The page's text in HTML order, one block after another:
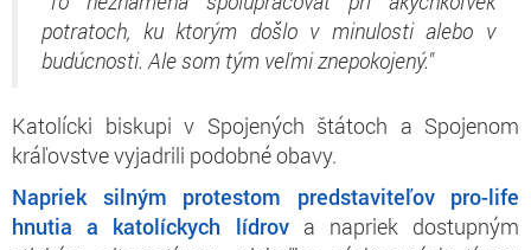
potratoch, ku ktorým došlo v minulosti alebo v
budúcnosti. Ale som tým veľmi znepokojený."
Katolícki biskupi v Spojených štátoch a Spojenom
kráľovstve vyjadrili podobné obavy.
Napriek silným protestom predstaviteľov pro-life
hnutia a katolíckych lídrova napriek dostupným